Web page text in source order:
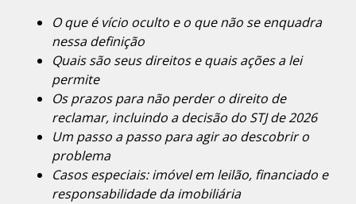
O que é vício oculto e o que não se enquadra
nessa definição
Quais são seus direitos e quais ações a lei
permite
Os prazos para não perder o direito de
reclamar, incluindo a decisão do STJ de 2026
Um passo a passo para agir ao descobrir o
problema
Casos especiais: imóvel em leilão, financiado e
responsabilidade da imobiliária